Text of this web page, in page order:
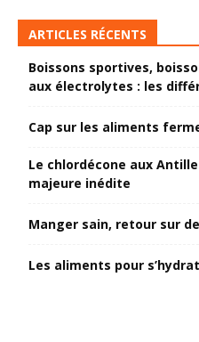
ARTICLES RÉCENTS
Boissons sportives,
aux électrolytes : les
Cap sur les aliments
Le chlordécone aux
majeure inédite
Manger sain, retour sur
Les aliments pour